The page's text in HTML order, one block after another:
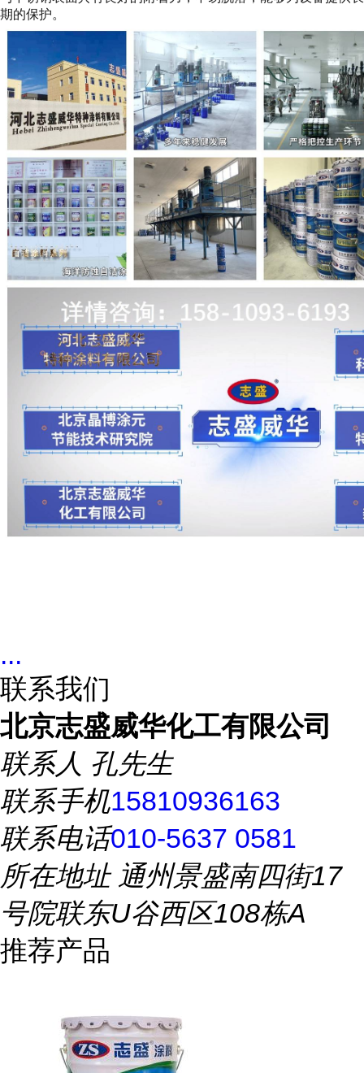
期的保护。
...
联系我们
北京志盛威华化工有限公司
联系人 孔先生
联系手机15810936163
联系电话010-5637 0581
所在地址通州景盛南四街17
号院联东U谷西区108栋A
推荐产品